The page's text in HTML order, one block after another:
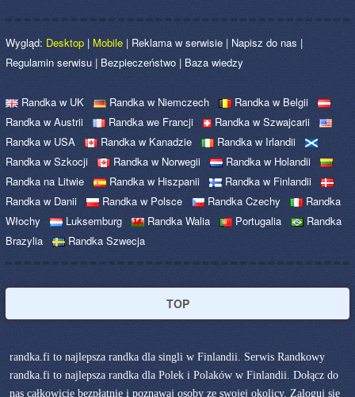
Wygląd:Desktop| Mobile | Reklama w serwisie | Napisz do nas |
Regulamin serwisu | Bezpieczeństwo | Baza wiedzy
Randka w UK Randka w Niemczech
Randka w Belgii
Randka w Austrii
Randka we Francji
Randka w Szwajcarii
Randka w USA
Randka w Kanadzie
Randka w Irlandii
Randka w Szkocji
Randka w Norwegii
Randka w Holandii
Randka na Litwie
Randka w Hiszpanii
Randka w Finlandii
Randka w Danii
Randka w Polsce Randka Czechy
Randka
Włochy
Luksemburg Randka Walia Portugalia
Randka
Brazylia
Randka Szwecja
TOP
randka.fi to najlepsza randka dla singli w Finlandii. Serwis Randkowy
randka.fi to najlepsza randka dla Polek i Polaków w Finlandii. Dołącz do
nas całkowicie bezpłatnie i poznawaj osoby ze swojej okolicy. Zaloguj się